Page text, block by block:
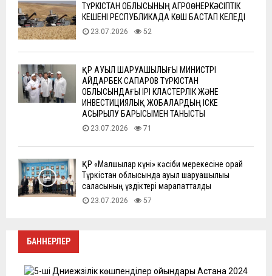
ТҮРКІСТАН ОБЛЫСЫНЫҢ АГРОӨНЕРКӘСІПТІК
КЕШЕНІ РЕСПУБЛИКАДА КӨШ БАСТАП КЕЛЕДІ
23.07.2026 52
ҚР АУЫЛ ШАРУАШЫЛЫҒЫ МИНИСТРІ
АЙДАРБЕК САПАРОВ ТҮРКІСТАН
ОБЛЫСЫНДАҒЫ ІРІ КЛАСТЕРЛІК ЖӘНЕ
ИНВЕСТИЦИЯЛЫҚ ЖОБАЛАРДЫҢ ІСКЕ
АСЫРЫЛУ БАРЫСЫМЕН ТАНЫСТЫ
23.07.2026 71
ҚР «Малшылар күні» кәсіби мерекесіне орай
Түркістан облысында ауыл шаруашылығы
саласының үздіктері марапатталды
23.07.2026 57
БАННЕРЛЕР